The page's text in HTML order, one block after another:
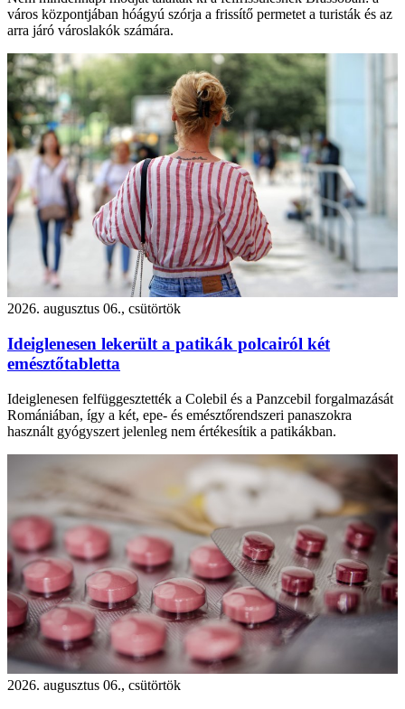
város központjában hóágyú szórja a frissítő permetet a turisták és az
arra járó városlakók számára.
2026. augusztus 06., csütörtök
Ideiglenesen lekerült a patikák polcairól két
emésztőtabletta
Ideiglenesen felfüggesztették a Colebil és a Panzcebil forgalmazását
Romániában, így a két, epe- és emésztőrendszeri panaszokra
használt gyógyszert jelenleg nem értékesítik a patikákban.
2026. augusztus 06., csütörtök